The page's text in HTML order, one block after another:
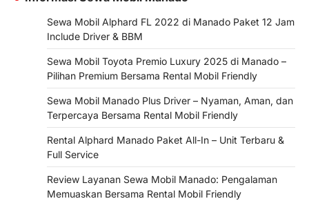
Sewa Mobil Alphard FL 2022 di Manado Paket 12 Jam
Include Driver & BBM
Sewa Mobil Toyota Premio Luxury 2025 di Manado –
Pilihan Premium Bersama Rental Mobil Friendly
Sewa Mobil Manado Plus Driver – Nyaman, Aman, dan
Terpercaya Bersama Rental Mobil Friendly
Rental Alphard Manado Paket All-In – Unit Terbaru &
Full Service
Review Layanan Sewa Mobil Manado: Pengalaman
Memuaskan Bersama Rental Mobil Friendly